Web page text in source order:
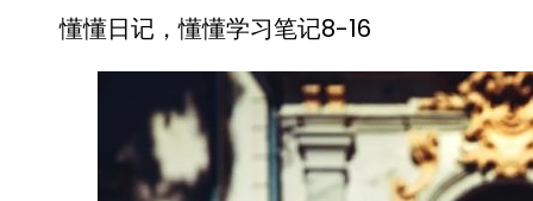
懂懂日记，懂懂学习笔记8-16